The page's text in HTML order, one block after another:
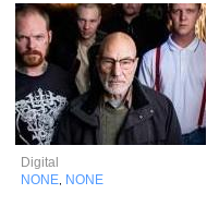
Digital
NONE NONE